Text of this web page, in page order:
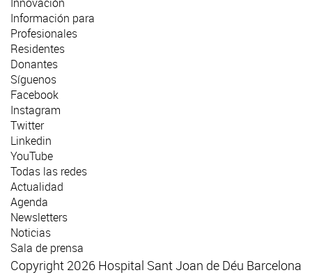
Información para
Profesionales
Residentes
Donantes
Síguenos
Facebook
Instagram
Twitter
Linkedin
YouTube
Todas las redes
Actualidad
Agenda
Newsletters
Noticias
Sala de prensa
Copyright 2026 Hospital Sant Joan de Déu Barcelona